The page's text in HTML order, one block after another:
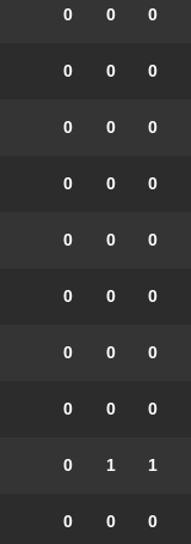
0 0 0
0 0 0
0 0 0
0 0 0
0 0 0
0 0 0
0 0 0
0 0 0
0 1 1
0 0 0